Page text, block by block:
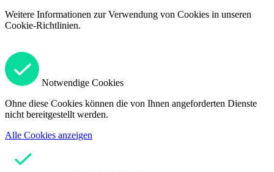
Weitere Informationen zur Verwendung von Cookies in unseren
Cookie-Richtlinien.
Notwendige Cookies
Ohne diese Cookies können die von Ihnen angeforderten Dienste
nicht bereitgestellt werden.
Alle Cookies anzeigen